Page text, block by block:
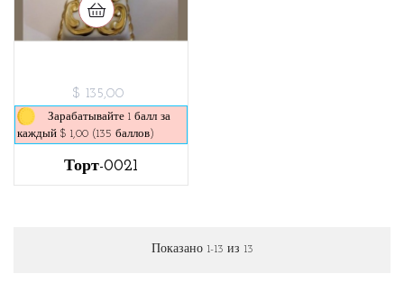
$ 135,00
Зарабатывайте 1 балл за
каждый $ 1,00 (135 баллов)
Торт-0021
Показано 1-13 из 13